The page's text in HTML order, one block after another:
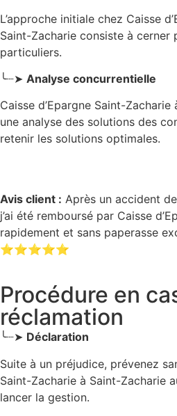
L’approche initiale chez Caisse
Saint-Zacharie consiste à cerner
particuliers.
╰┈➤ Analyse concurrentielle
Caisse d’Epargne Saint-
une analyse des solutions des
retenir les solutions optimales.
Avis client : Après un accident
j’ai été remboursé par Caisse
rapidement et sans paperasse
⭐⭐⭐⭐⭐
Procédure en
réclamation
╰┈➤ Déclaration
Suite à un préjudice, prévenez
Saint-Zacharie à Saint-Zacharie
lancer la gestion.